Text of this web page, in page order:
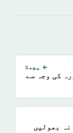
← پچھلا
کی وجہ سے